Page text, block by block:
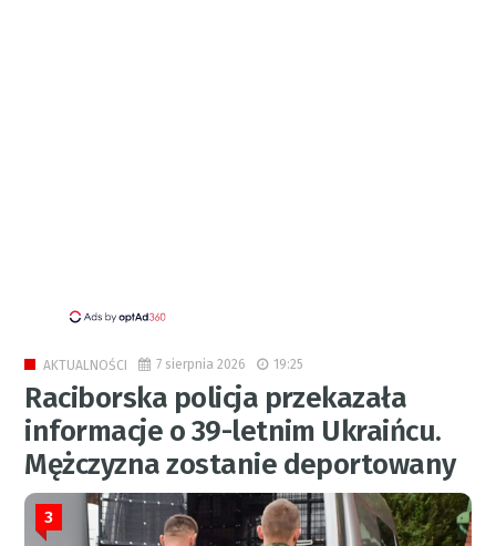
AKTUALNOŚCI 7 sierpnia 2026 19:25
Raciborska policja przekazała
informacje o 39-letnim Ukraińcu.
Mężczyzna zostanie deportowany
3